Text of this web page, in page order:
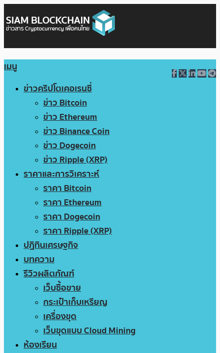
เมนู
ข่าวคริปโตเคอเรนซี่
ข่าว Bitcoin
ข่าว Ethereum
ข่าว Binance Coin
ข่าว Dogecoin
ข่าว Ripple (XRP)
ราคาและการวิเคราะห์
ราคา Bitcoin
ราคา Ethereum
ราคา Dogecoin
ราคา Ripple (XRP)
ปฏิทินเศรษฐกิจ
บทความ
รีวิวผลิตภัณฑ์
เว็บซื้อขาย
กระเป๋าเก็บเหรียญ
เครื่องขุด
เว็บขุดแบบ Cloud Mining
ห้องเรียน